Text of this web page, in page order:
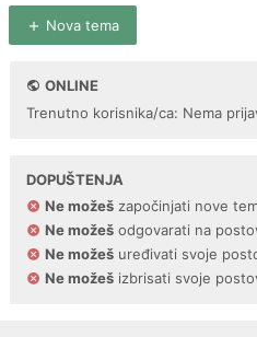
Nova tema
ONLINE
Trenutno korisnika/ca: Nema
DOPUŠTENJA
Ne možeš započinjati nove
Ne možeš odgovarati na
Ne možeš uređivati svoje
Ne možeš izbrisati svoje